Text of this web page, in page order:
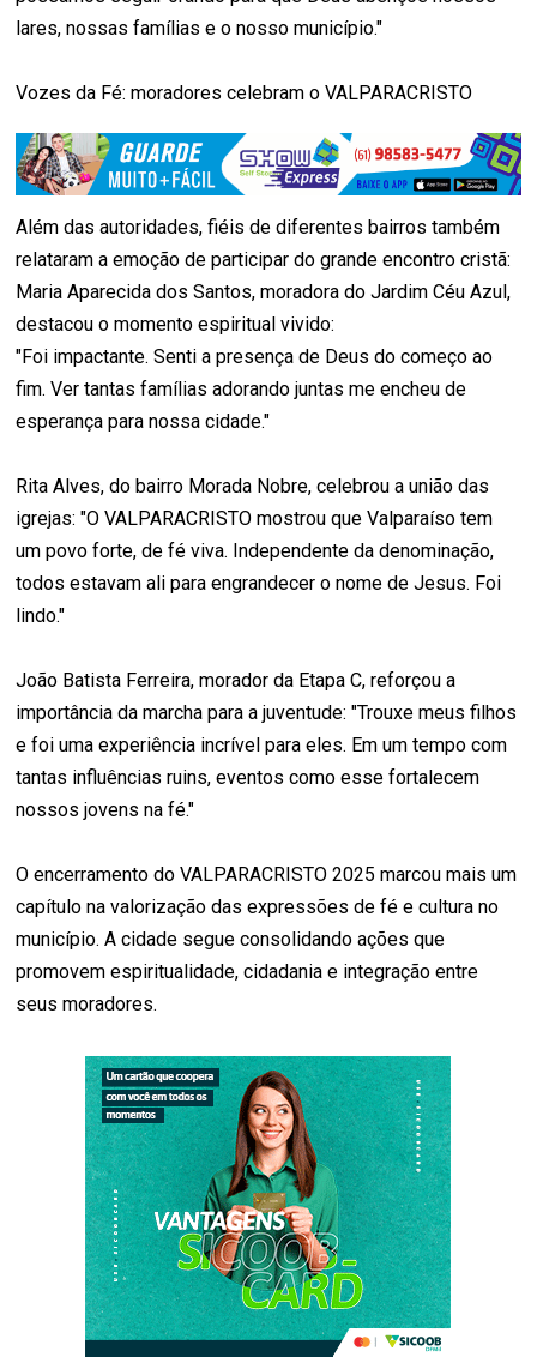
lares, nossas famílias e o nosso município."
Vozes da Fé: moradores celebram o VALPARACRISTO
Além das autoridades, fiéis de diferentes bairros também
relataram a emoção de participar do grande encontro cristã:
Maria Aparecida dos Santos, moradora do Jardim Céu Azul,
destacou o momento espiritual vivido:
"Foi impactante. Senti a presença de Deus do começo ao
fim. Ver tantas famílias adorando juntas me encheu de
esperança para nossa cidade."
Rita Alves, do bairro Morada Nobre, celebrou a união das
igrejas: "O VALPARACRISTO mostrou que Valparaíso tem
um povo forte, de fé viva. Independente da denominação,
todos estavam ali para engrandecer o nome de Jesus. Foi
lindo."
João Batista Ferreira, morador da Etapa C, reforçou a
importância da marcha para a juventude: "Trouxe meus filhos
e foi uma experiência incrível para eles. Em um tempo com
tantas influências ruins, eventos como esse fortalecem
nossos jovens na fé."
O encerramento do VALPARACRISTO 2025 marcou mais um
capítulo na valorização das expressões de fé e cultura no
município. A cidade segue consolidando ações que
promovem espiritualidade, cidadania e integração entre
seus moradores.